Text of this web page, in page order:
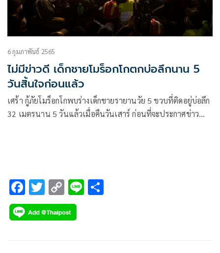
6 กุมภาพันธ์ 2565
ไม่มีข่าวดี เด็กชายโมร็อกโกตกบ่อลึกนาน 5
วันสิ้นใจก่อนแล้ว
เศร้า กู้ภัยโมร็อกโกพบร่างเด็กชายรายานวัย 5 ขวบที่ติดอยู่บ่อลึก
32 เมตรนาน 5 วันแล้วเมื่อคืนวันเสาร์ ก่อนที่จะประกาศข่าว
F
ac
e
T
wi
tt
C
o
p
Li